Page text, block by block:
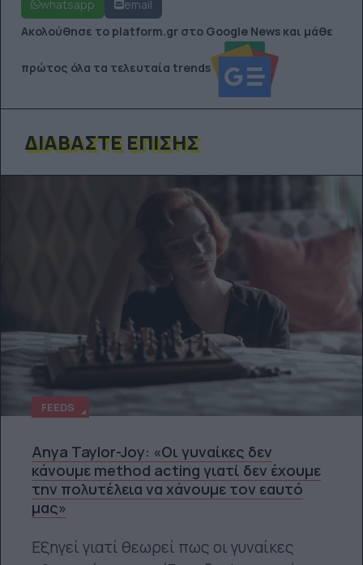
whatsapp
email
Ακολούθησε το platform.gr στο Google News και μάθε
πρώτος όλα τα τελευταία trends
ΔΙΑΒΆΣΤΕ ΕΠΊΣΗΣ
FEEDS
Anya Taylor-Joy: «Οι γυναίκες δεν
κάνουμε method acting γιατί δεν έχουμε
την πολυτέλεια να χάνουμε τον εαυτό
μας»
Εξηγεί γιατί θεωρεί πως οι γυναίκες